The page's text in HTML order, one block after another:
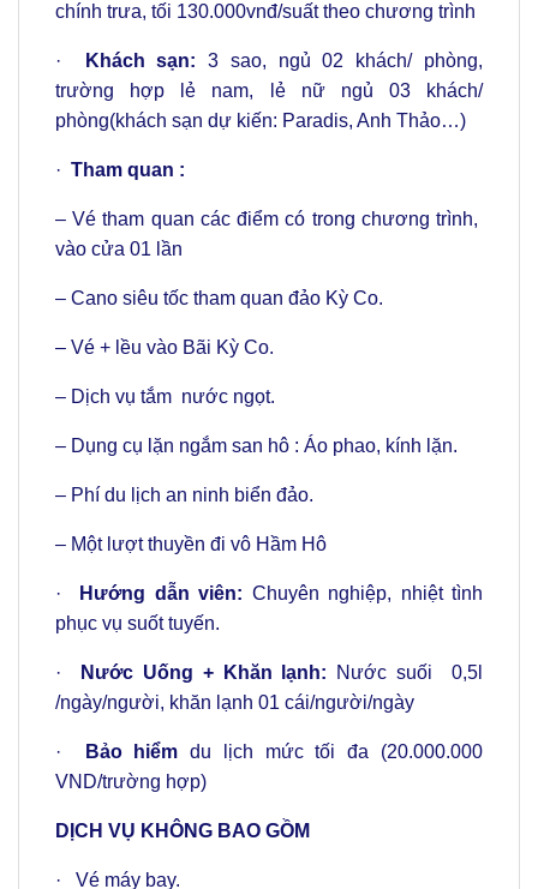
chính trưa, tối 130.000vnđ/suất theo chương trình
· Khách sạn:3 sao, ngủ 02 khách/ phòng,
trường hợp lẻ nam, lẻ nữ ngủ 03 khách/
phòng(khách sạn dự kiến: Paradis, Anh Thảo…)
· Tham quan :
– Vé tham quan các điểm có trong chương trình,
vào cửa 01 lần
– Cano siêu tốc tham quan đảo Kỳ Co.
– Vé + lều vào Bãi Kỳ Co.
– Dịch vụ tắm nước ngọt.
– Dụng cụ lặn ngắm san hô : Áo phao, kính lặn.
– Phí du lịch an ninh biển đảo.
– Một lượt thuyền đi vô Hầm Hô
· Hướng dẫn viên: Chuyên nghiệp, nhiệt tình
phục vụ suốt tuyến.
· Nước Uống + Khăn lạnh: Nước suối 0,5l
/ngày/người, khăn lạnh 01 cái/người/ngày
· Bảo hiểmdu lịch mức tối đa (20.000.000
VND/trường hợp)
DỊCH VỤ KHÔNG BAO GỒM
· Vé máy bay.